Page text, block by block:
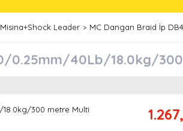
Leader MC Dangan Braid İp
0.25mm/40Lb/18.0kg/